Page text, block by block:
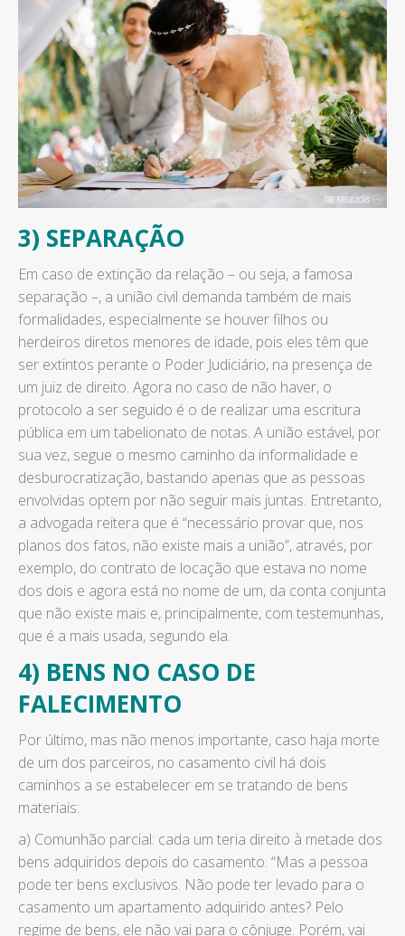
3) SEPARAÇÃO
Em caso de extinção da relação – ou seja, a famosa
separação –, a união civil demanda também de mais
formalidades, especialmente se houver filhos ou
herdeiros diretos menores de idade, pois eles têm que
ser extintos perante o Poder Judiciário, na presença de
um juiz de direito. Agora no caso de não haver, o
protocolo a ser seguido é o de realizar uma escritura
pública em um tabelionato de notas. A união estável, por
sua vez, segue o mesmo caminho da informalidade e
desburocratização, bastando apenas que as pessoas
envolvidas optem por não seguir mais juntas. Entretanto,
a advogada reitera que é “necessário provar que, nos
planos dos fatos, não existe mais a união”, através, por
exemplo, do contrato de locação que estava no nome
dos dois e agora está no nome de um, da conta conjunta
que não existe mais e, principalmente, com testemunhas,
que é a mais usada, segundo ela.
4) BENS NO CASO DE
FALECIMENTO
Por último, mas não menos importante, caso haja morte
de um dos parceiros, no casamento civil há dois
caminhos a se estabelecer em se tratando de bens
materiais:
a) Comunhão parcial: cada um teria direito à metade dos
bens adquiridos depois do casamento. “Mas a pessoa
pode ter bens exclusivos. Não pode ter levado para o
casamento um apartamento adquirido antes? Pelo
regime de bens, ele não vai para o cônjuge. Porém, vai